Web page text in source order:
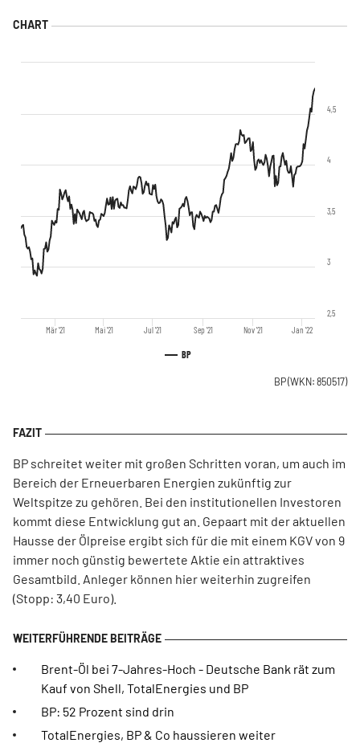
BP
Mär '21 Mai '21 Jul '21 Sep '21 Nov '21 Jan '22
2,5
3
3,5
4
4,5
BP(WKN: 850517)
BP schreitet weiter mit großen Schritten voran, um auch im
Bereich der Erneuerbaren Energien zukünftig zur
Weltspitze zu gehören. Bei den institutionellen Investoren
kommt diese Entwicklung gut an. Gepaart mit der aktuellen
Hausse der Ölpreise ergibt sich für die mit einem KGV von 9
immer noch günstig bewertete Aktie ein attraktives
Gesamtbild. Anleger können hier weiterhin zugreifen
(Stopp: 3,40 Euro).
Brent-Öl bei 7-Jahres-Hoch - Deutsche Bank rät zum
Kauf von Shell, TotalEnergies und BP
BP: 52 Prozent sind drin
TotalEnergies, BP & Co haussieren weiter